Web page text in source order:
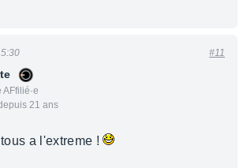
AFfilié·e
21 ans
#11
a l'extreme !